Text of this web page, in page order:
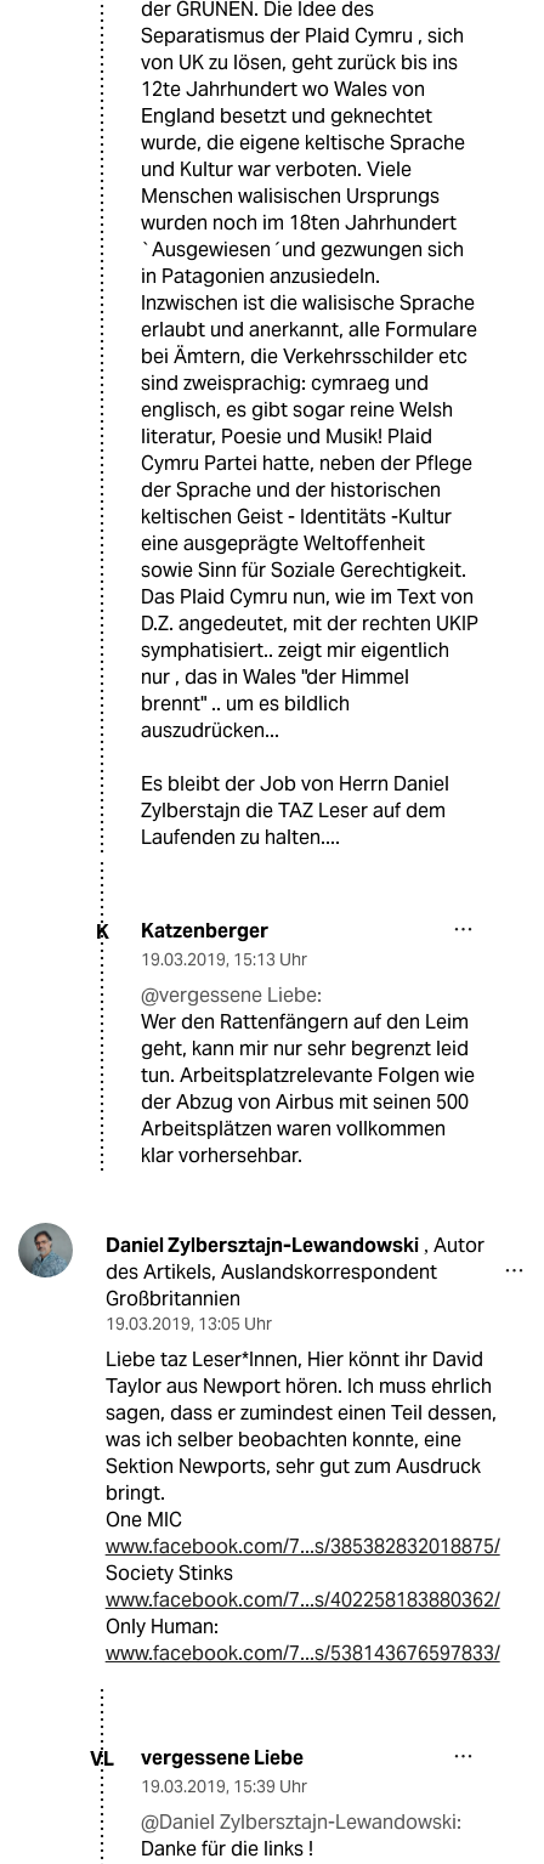
der GRÜNEN. Die Idee des
Separatismus der Plaid Cymru , sich
von UK zu lösen, geht zurück bis ins
12te Jahrhundert wo Wales von
England besetzt und geknechtet
wurde, die eigene keltische Sprache
und Kultur war verboten. Viele
Menschen walisischen Ursprungs
wurden noch im 18ten Jahrhundert
`Ausgewiesen´und gezwungen sich
in Patagonien anzusiedeln.
Inzwischen ist die walisische Sprache
erlaubt und anerkannt, alle Formulare
bei Ämtern, die Verkehrsschilder etc
sind zweisprachig: cymraeg und
englisch, es gibt sogar reine Welsh
literatur, Poesie und Musik! Plaid
Cymru Partei hatte, neben der Pflege
der Sprache und der historischen
keltischen Geist - Identitäts -Kultur
eine ausgeprägte Weltoffenheit
sowie Sinn für Soziale Gerechtigkeit.
Das Plaid Cymru nun, wie im Text von
D.Z. angedeutet, mit der rechten UKIP
symphatisiert.. zeigt mir eigentlich
nur , das in Wales "der Himmel
brennt" .. um es bildlich
auszudrücken...
Es bleibt der Job von Herrn Daniel
Zylberstajn die TAZ Leser auf dem
Laufenden zu halten....
K Katzenberger
19.03.2019, 15:13 Uhr
@vergessene Liebe:
Wer den Rattenfängern auf den Leim
geht, kann mir nur sehr begrenzt leid
tun. Arbeitsplatzrelevante Folgen wie
der Abzug von Airbus mit seinen 500
Arbeitsplätzen waren vollkommen
klar vorhersehbar.
Daniel Zylbersztajn-Lewandowski, Autor
des Artikels, Auslandskorrespondent
Großbritannien
19.03.2019, 13:05 Uhr
Liebe taz Leser*Innen, Hier könnt ihr David
Taylor aus Newport hören. Ich muss ehrlich
sagen, dass er zumindest einen Teil dessen,
was ich selber beobachten konnte, eine
Sektion Newports, sehr gut zum Ausdruck
bringt.
One MIC
www.facebook.com/7...s/385382832018875/
Society Stinks
www.facebook.com/7...s/402258183880362/
Only Human:
www.facebook.com/7...s/538143676597833/
VL vergessene Liebe
19.03.2019, 15:39 Uhr
@Daniel Zylbersztajn-Lewandowski:
Danke für die links !